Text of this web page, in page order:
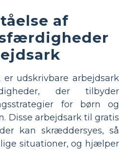
af
er udskrivbare arbejdsark
der tilbyder
for børn og
Disse arbejdsark til gratis
kan skræddersyes, så
situationer, og hjælper